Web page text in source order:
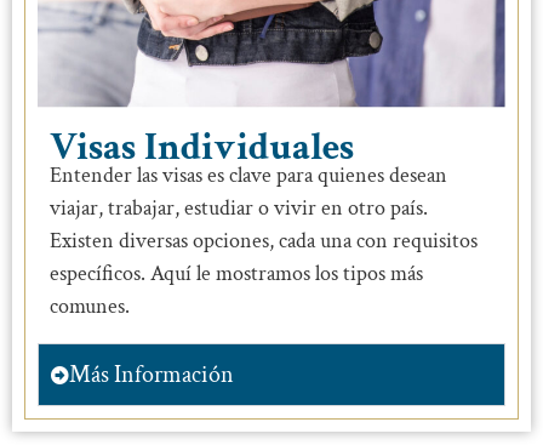
Visas Individuales
Entender las visas es clave para quienes desean
viajar, trabajar, estudiar o vivir en otro país.
Existen diversas opciones, cada una con requisitos
específicos. Aquí le mostramos los tipos más
comunes.
Más Información